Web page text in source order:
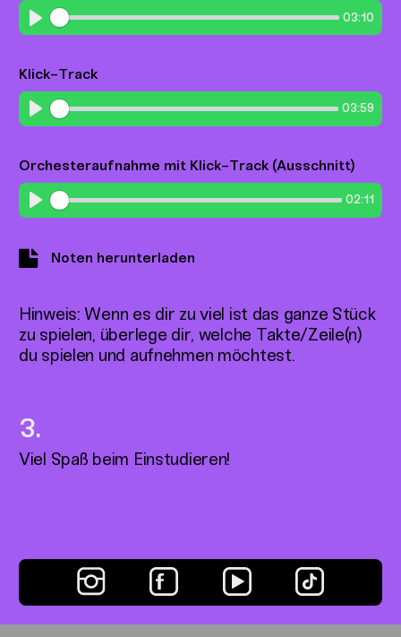
Play
03:10
Klick-Track
Play
03:59
Orchesteraufnahme mit Klick-Track (Ausschnitt)
Play
02:11
Noten herunterladen
Hinweis: Wenn es dir zu viel ist das ganze Stück
zu spielen, überlege dir, welche Takte/Zeile(n)
du spielen und aufnehmen möchtest.
Viel Spaß beim Einstudieren!